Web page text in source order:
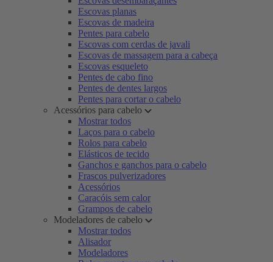
Escovas planas
Escovas de madeira
Pentes para cabelo
Escovas com cerdas de javali
Escovas de massagem para a cabeça
Escovas esqueleto
Pentes de cabo fino
Pentes de dentes largos
Pentes para cortar o cabelo
Acessórios para cabelo
Mostrar todos
Laços para o cabelo
Rolos para cabelo
Elásticos de tecido
Ganchos e ganchos para o cabelo
Frascos pulverizadores
Acessórios
Caracóis sem calor
Grampos de cabelo
Modeladores de cabelo
Mostrar todos
Alisador
Modeladores